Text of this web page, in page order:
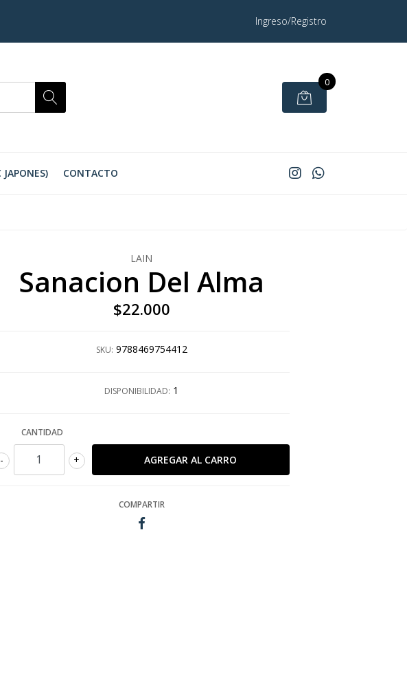
Ingreso/Registro
0
CONTACTO
LAIN
Sanacion Del Alma
$22.000
SKU: 9788469754412
DISPONIBILIDAD: 1
CANTIDAD
+
-
COMPARTIR